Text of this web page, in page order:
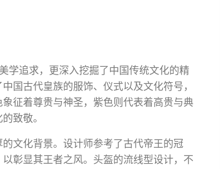
学追求，更深入挖掘了中国传统文化的精
国古代皇族的服饰、仪式以及文化符号，
征着尊贵与神圣，紫色则代表着高贵与典
致敬。
文化背景。设计师参考了古代帝王的冠
彰显其王者之风。头盔的流线型设计，不